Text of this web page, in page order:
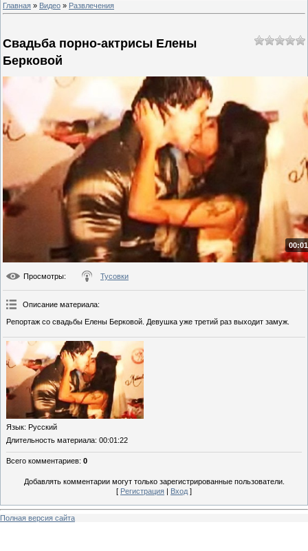
Главная » Видео » Развлечения
Свадьба порно-актрисы Елены
Берковой
Просмотры: Тусовки
Описание материала:
Репортаж со свадьбы Елены Берковой. Девушка уже третий раз выходит замуж.
Язык: Русский
Длительность материала: 00:01:22
Всего комментариев: 0
Добавлять комментарии могут только зарегистрированные пользователи.
[ Регистрация | Вход ]
Полная версия сайта